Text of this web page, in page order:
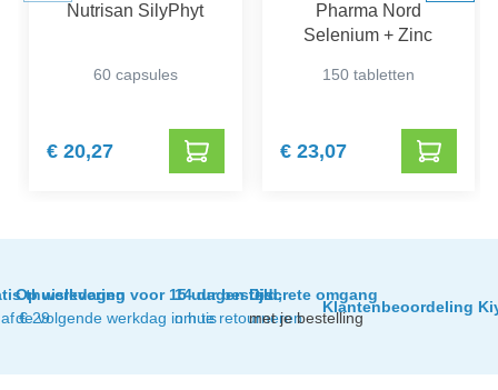
Nutrisan SilyPhyt
60 capsules
€ 20,27
Pharma Nord
Selenium + Zinc
150 tabletten
€ 23,07
thuislevering
€ 29
Op werkdagen voor 15 uur besteld,
de volgende werkdag in huis
14 dagen tijd
om te retourneren
Discrete omgang
met je bestelling
Klantenbeoordeling